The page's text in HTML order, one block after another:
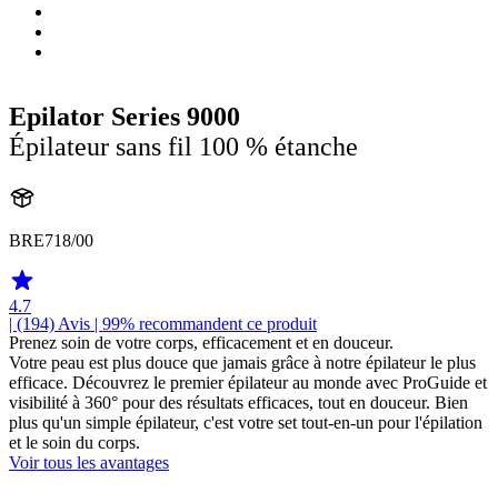
Epilator Series 9000
Épilateur sans fil 100 % étanche
BRE718/00
4.7
| (194) Avis | 99% recommandent ce produit
Prenez soin de votre corps, efficacement et en douceur.
Votre peau est plus douce que jamais grâce à notre épilateur le plus
efficace. Découvrez le premier épilateur au monde avec ProGuide et
visibilité à 360° pour des résultats efficaces, tout en douceur. Bien
plus qu'un simple épilateur, c'est votre set tout-en-un pour l'épilation
et le soin du corps.
Voir tous les avantages